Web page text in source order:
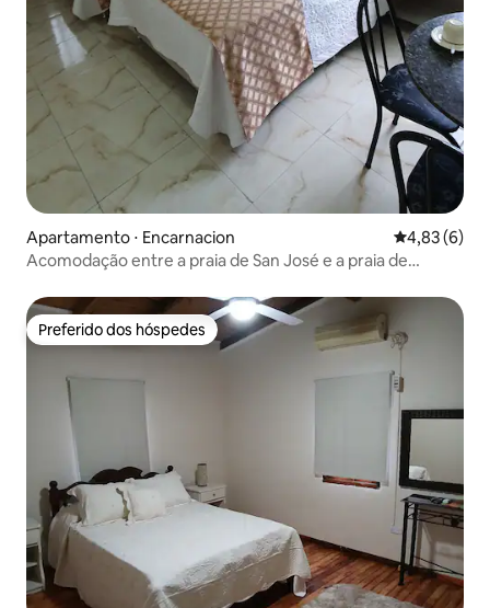
Apartamento ⋅ Encarnacion 4,83 de uma
4,83 (6)
Acomodação entre a praia de San José e a praia de
Preferido dos hóspedes
Preferido dos hóspedes